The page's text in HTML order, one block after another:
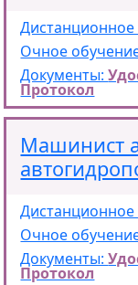
Очное
Документы:
Протокол
Машинист
Очное
Документы:
Протокол